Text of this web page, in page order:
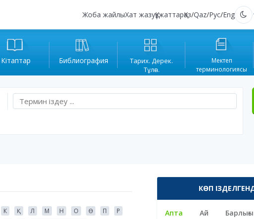
Жоба жайлыХат жазуҚұжаттарҚаз/Qaz/Рус/Eng
Кітаптар Библиография
Тарих. Дерек.
Тұлға.
Мектеп
терминологиясы
К Қ Л М Н О Ө П
Р
КӨП
Апта Ай Барлығы